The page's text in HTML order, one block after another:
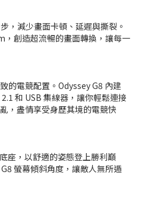
，減少畫面卡頓、延遲與撕裂。
創造超流暢的畫面轉換，讓每一
的電競配置。Odyssey G8 內建
和 USB 集線器，讓你輕鬆連接
，盡情享受身歷其境的電競快
座，以舒適的姿態登上勝利巔
螢幕傾斜角度，讓敵人無所遁